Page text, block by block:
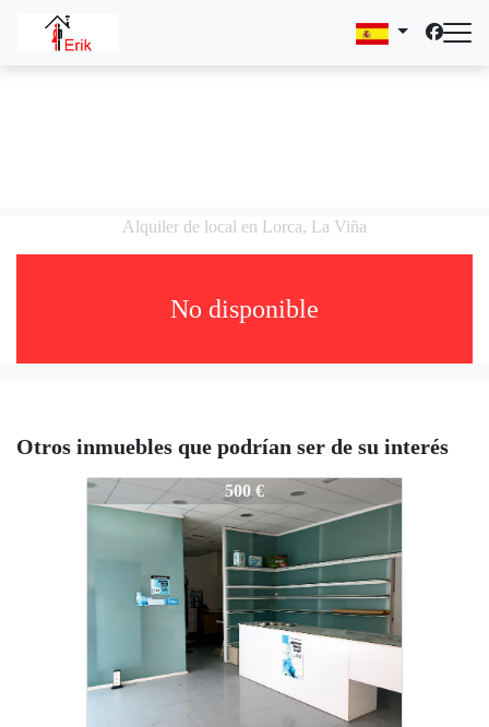
Alquiler de local en Lorca, La Viña
No disponible
Otros inmuebles que podrían ser de su interés
790-AL
500 €